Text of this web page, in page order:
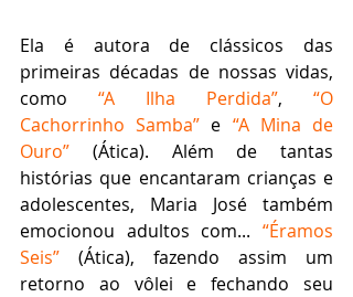
Ela é autora de clássicos das
primeiras décadas de nossas vidas,
como “A Ilha Perdida”, “O
Cachorrinho Samba” e “A Mina de
Ouro” (Ática). Além de tantas
histórias que encantaram crianças e
adolescentes, Maria José também
emocionou adultos com... “Éramos
Seis” (Ática), fazendo assim um
retorno ao vôlei e fechando seu